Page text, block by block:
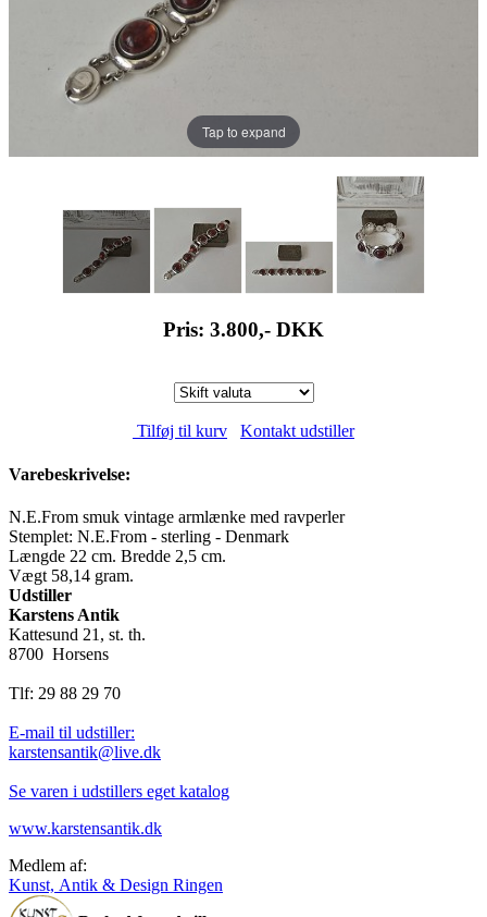
Tap to expand
Pris: 3.800,- DKK
Tilføj til kurv Kontakt udstiller
Varebeskrivelse:
N.E.From smuk vintage armlænke med ravperler
Stemplet: N.E.From - sterling - Denmark
Længde 22 cm. Bredde 2,5 cm.
Vægt 58,14 gram.
Udstiller
Karstens Antik
Kattesund 21, st. th.
8700 Horsens
Tlf: 29 88 29 70
E-mail til udstiller:
karstensantik@live.dk
Se varen i udstillers eget katalog
www.karstensantik.dk
Medlem af:
Kunst, Antik & Design Ringen